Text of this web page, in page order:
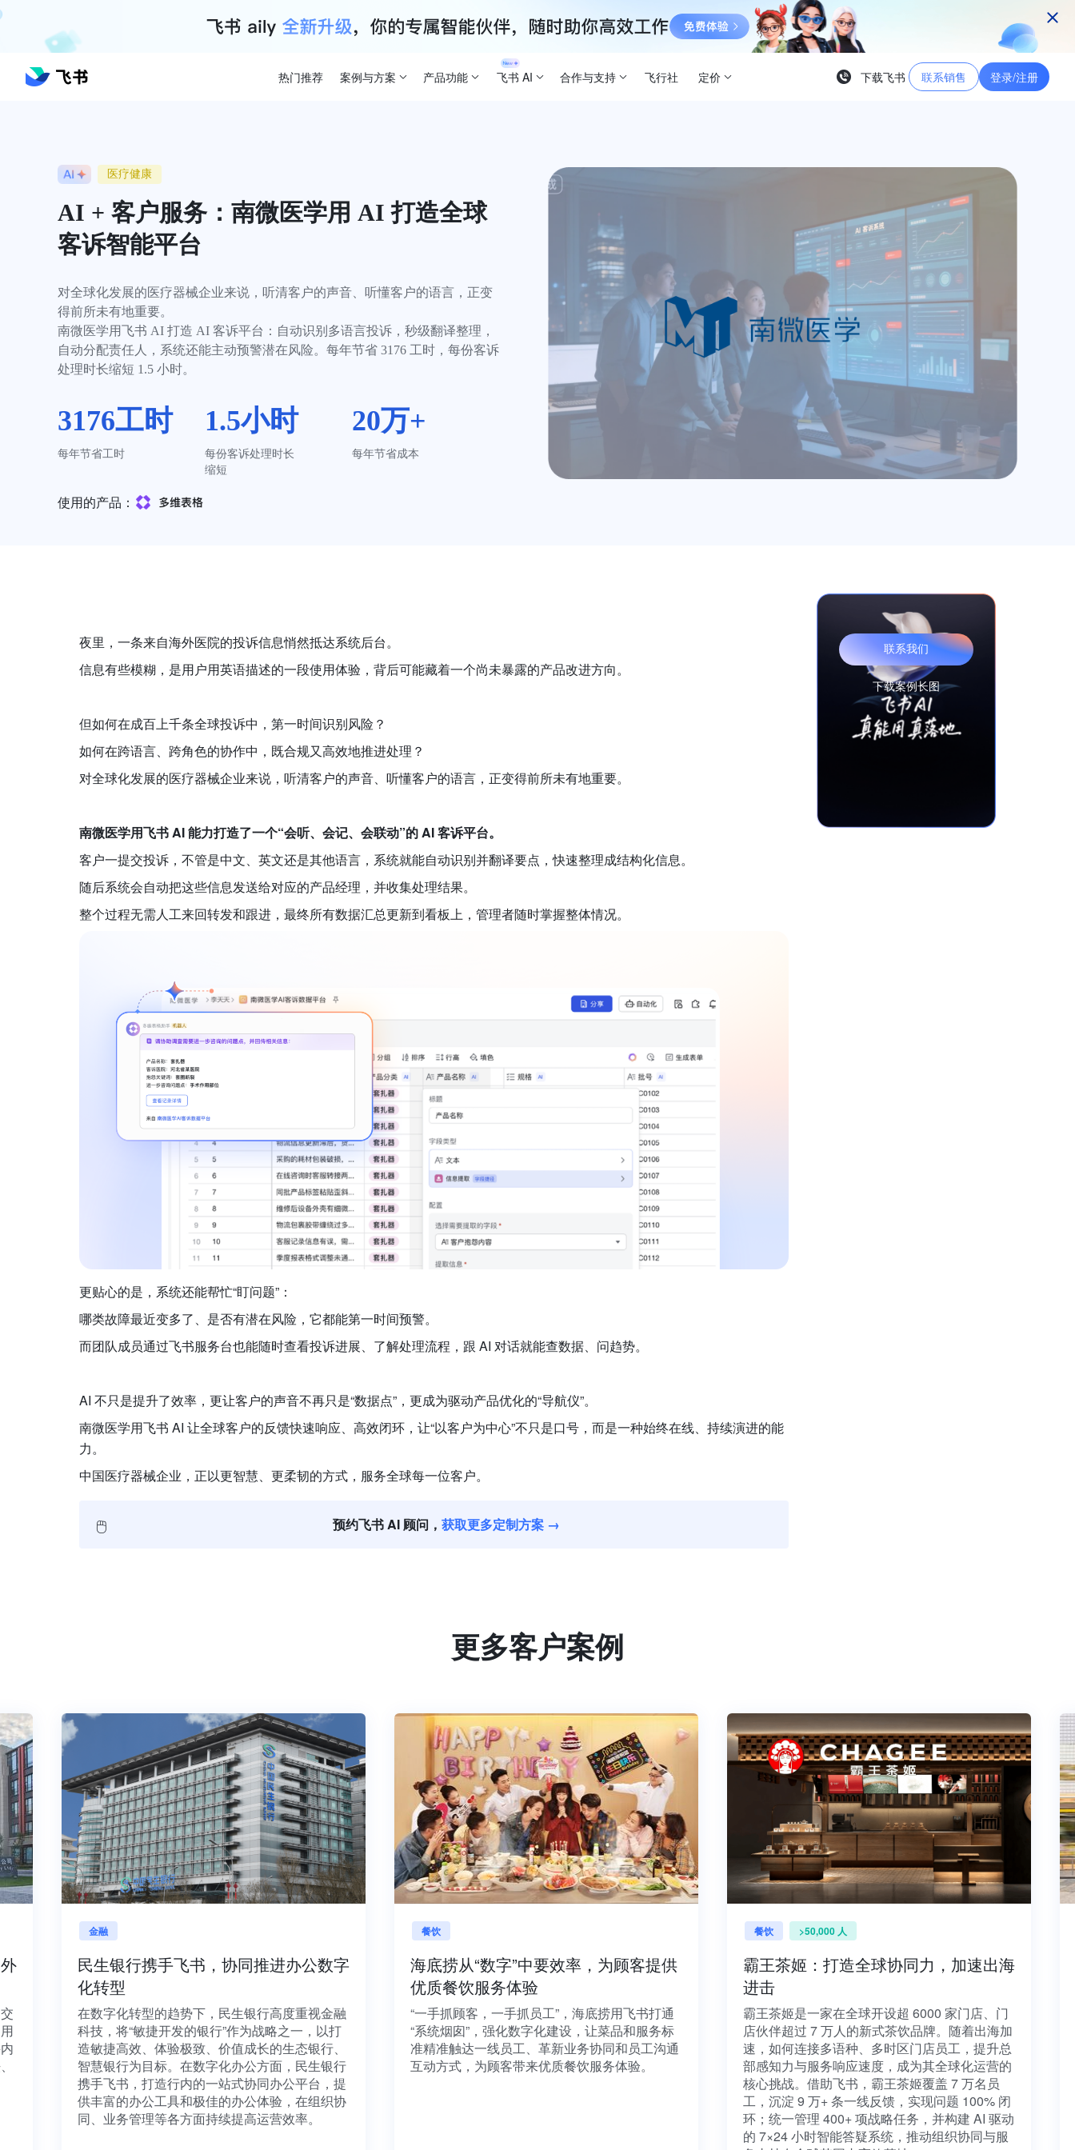
热门推荐 案例与方案 产品功能 飞书 AI 合作与支持 飞行社 定价 下载飞书 联系销售 登录/注册
医疗健康
AI + 客户服务：南微医学用 AI 打造全球
客诉智能平台
对全球化发展的医疗器械企业来说，听清客户的声音、听懂客户的语言，正变
得前所未有地重要。
南微医学用飞书 AI 打造 AI 客诉平台：自动识别多语言投诉，秒级翻译整理，
自动分配责任人，系统还能主动预警潜在风险。每年节省 3176 工时，每份客诉
处理时长缩短 1.5 小时。
3176工时
每年节省工时
1.5小时
每份客诉处理时长
缩短
20万+
每年节省成本
使用的产品：
夜里，一条来自海外医院的投诉信息悄然抵达系统后台。
信息有些模糊，是用户用英语描述的一段使用体验，背后可能藏着一个尚未暴露的产品改进方向。
但如何在成百上千条全球投诉中，第一时间识别风险？
如何在跨语言、跨角色的协作中，既合规又高效地推进处理？
对全球化发展的医疗器械企业来说，听清客户的声音、听懂客户的语言，正变得前所未有地重要。
南微医学用飞书 AI 能力打造了一个“会听、会记、会联动”的 AI 客诉平台。
客户一提交投诉，不管是中文、英文还是其他语言，系统就能自动识别并翻译要点，快速整理成结构化信息。
随后系统会自动把这些信息发送给对应的产品经理，并收集处理结果。
整个过程无需人工来回转发和跟进，最终所有数据汇总更新到看板上，管理者随时掌握整体情况。
更贴心的是，系统还能帮忙“盯问题”：
哪类故障最近变多了、是否有潜在风险，它都能第一时间预警。
而团队成员通过飞书服务台也能随时查看投诉进展、了解处理流程，跟 AI 对话就能查数据、问趋势。
AI 不只是提升了效率，更让客户的声音不再只是“数据点”，更成为驱动产品优化的“导航仪”。
南微医学用飞书 AI 让全球客户的反馈快速响应、高效闭环，让“以客户为中心”不只是口号，而是一种始终在线、持续演进的能
力。
中国医疗器械企业，正以更智慧、更柔韧的方式，服务全球每一位客户。
🖱️ 预约飞书 AI 顾问， 获取更多定制方案 →
联系我们
下载案例长图
更多客户案例
外
交
用
内
、
民生银行携手飞书，协同推进办公数字
化转型
在数字化转型的趋势下，民生银行高度重视金融
科技，将“敏捷开发的银行”作为战略之一，以打
造敏捷高效、体验极致、价值成长的生态银行、
智慧银行为目标。在数字化办公方面，民生银行
携手飞书，打造行内的一站式协同办公平台，提
供丰富的办公工具和极佳的办公体验，在组织协
同、业务管理等各方面持续提高运营效率。
海底捞从“数字”中要效率，为顾客提供
优质餐饮服务体验
“一手抓顾客，一手抓员工”，海底捞用飞书打通
“系统烟囱”，强化数字化建设，让菜品和服务标
准精准触达一线员工、革新业务协同和员工沟通
互动方式，为顾客带来优质餐饮服务体验。
>50,000 人
霸王茶姬：打造全球协同力，加速出海
进击
霸王茶姬是一家在全球开设超 6000 家门店、门
店伙伴超过 7 万人的新式茶饮品牌。随着出海加
速，如何连接多语种、多时区门店员工，提升总
部感知力与服务响应速度，成为其全球化运营的
核心挑战。借助飞书，霸王茶姬覆盖 7 万名员
工，沉淀 9 万+ 条一线反馈，实现问题 100% 闭
环；统一管理 400+ 项战略任务，并构建 AI 驱动
的 7×24 小时智能答疑系统，推动组织协同与服